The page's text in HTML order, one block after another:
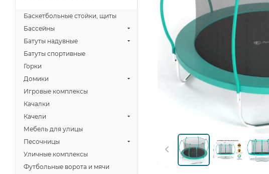
Баскетбольные стойки, щиты
Бассейны
Батуты надувные
Батуты спортивные
Горки
Домики
Игровые комплексы
Качалки
Качели
Мебель для улицы
Песочницы
Уличные комплексы
Футбольные ворота и мячи